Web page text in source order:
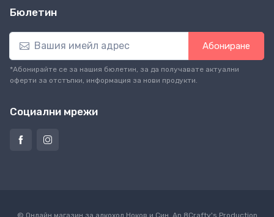
Бюлетин
Абониране
*Абонирайте се за нашия бюлетин, за да получавате актуални
оферти за отстъпки, информация за нови продукти.
Социални мрежи
© Онлайн магазин за алкохол Ноков и Син. An 8Crafty's Production